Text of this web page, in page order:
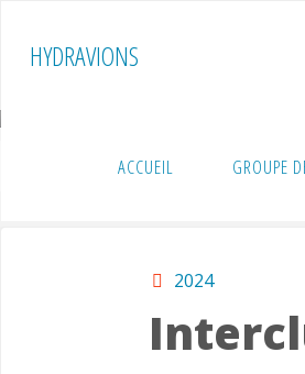
HYDRAVIONS
ACCUEIL GROUPE
Home Rencontres
2024